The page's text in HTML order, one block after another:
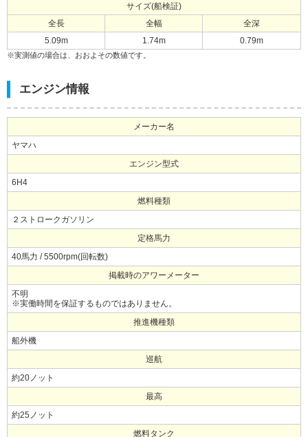
サイズ(船検証)
全長
全幅
全深
5.09m
1.74m 0.79m
※実測値の場合は、おおよその数値です。
エンジン情報
メーカー名
ヤマハ
エンジン型式
6H4
燃料種類
２ストロークガソリン
定格馬力
40馬力 / 5500rpm(回転数)
掲載時のアワーメーター
不明
※実働時間を保証するものではありません。
推進機種類
船外機
巡航
約20ノット
最高
約25ノット
燃料タンク